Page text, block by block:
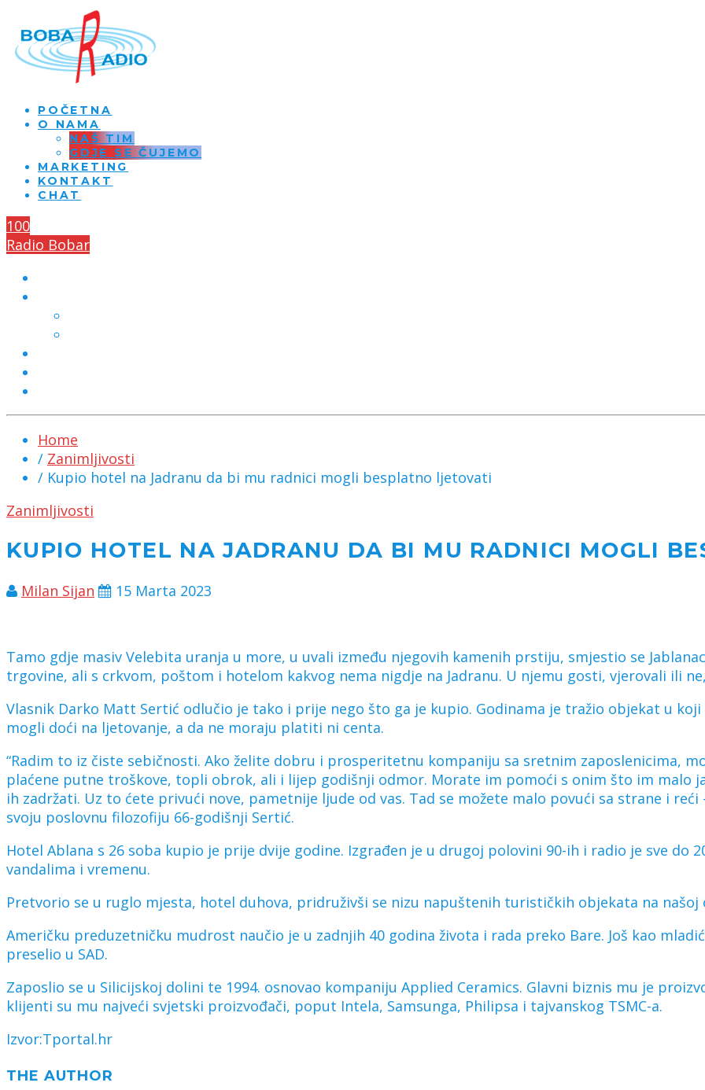
POČETNA
O NAMA
NAŠ TIM
GDJE SE ČUJEMO
MARKETING
KONTAKT
CHAT
100
Radio Bobar
Home
/ Zanimljivosti
/ Kupio hotel na Jadranu da bi mu radnici mogli besplatno ljetovati
Zanimljivosti
KUPIO HOTEL NA JADRANU DA BI MU RADNICI MOGLI
Milan Sijan 15 Marta 2023
Tamo gdje masiv Velebita uranja u more, u uvali između njegovih kamenih prstiju, smjestio se
trgovine, ali s crkvom, poštom i hotelom kakvog nema nigdje na Jadranu. U njemu gosti, vjerovali ili
Vlasnik Darko Matt Sertić odlučio je tako i prije nego što ga je kupio. Godinama je tražio objekat u
mogli doći na ljetovanje, a da ne moraju platiti ni centa.
“Radim to iz čiste sebičnosti. Ako želite dobru i prosperitetnu kompaniju sa sretnim zaposlenicima,
plaćene putne troškove, topli obrok, ali i lijep godišnji odmor. Morate im pomoći s onim što im malo
ih zadržati. Uz to ćete privući nove, pametnije ljude od vas. Tad se možete malo povući sa strane i reći
svoju poslovnu filozofiju 66-godišnji Sertić.
Hotel Ablana s 26 soba kupio je prije dvije godine. Izgrađen je u drugoj polovini 90-ih i radio je sve do
vandalima i vremenu.
Pretvorio se u ruglo mjesta, hotel duhova, pridruživši se nizu napuštenih turističkih objekata na
Američku preduzetničku mudrost naučio je u zadnjih 40 godina života i rada preko Bare. Još kao
preselio u SAD.
Zaposlio se u Silicijskoj dolini te 1994. osnovao kompaniju Applied Ceramics. Glavni biznis mu je
klijenti su mu najveći svjetski proizvođači, poput Intela, Samsunga, Philipsa i tajvanskog TSMC-a.
Izvor:Tportal.hr
THE AUTHOR